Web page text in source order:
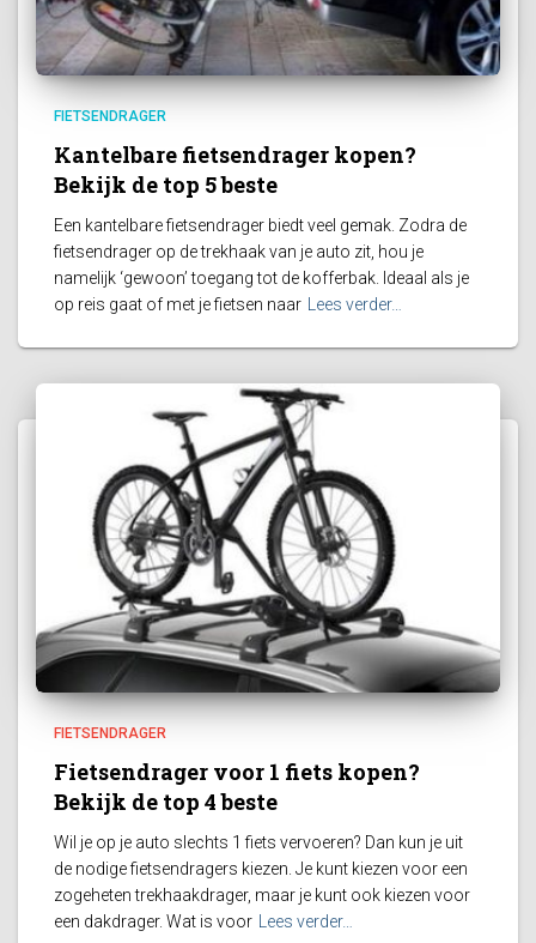
FIETSENDRAGER
Kantelbare fietsendrager kopen?
Bekijk de top 5 beste
Een kantelbare fietsendrager biedt veel gemak. Zodra de
fietsendrager op de trekhaak van je auto zit, hou je
namelijk ‘gewoon’ toegang tot de kofferbak. Ideaal als je
op reis gaat of met je fietsen naar Lees verder…
FIETSENDRAGER
Fietsendrager voor 1 fiets kopen?
Bekijk de top 4 beste
Wil je op je auto slechts 1 fiets vervoeren? Dan kun je uit
de nodige fietsendragers kiezen. Je kunt kiezen voor een
zogeheten trekhaakdrager, maar je kunt ook kiezen voor
een dakdrager. Wat is voor Lees verder…